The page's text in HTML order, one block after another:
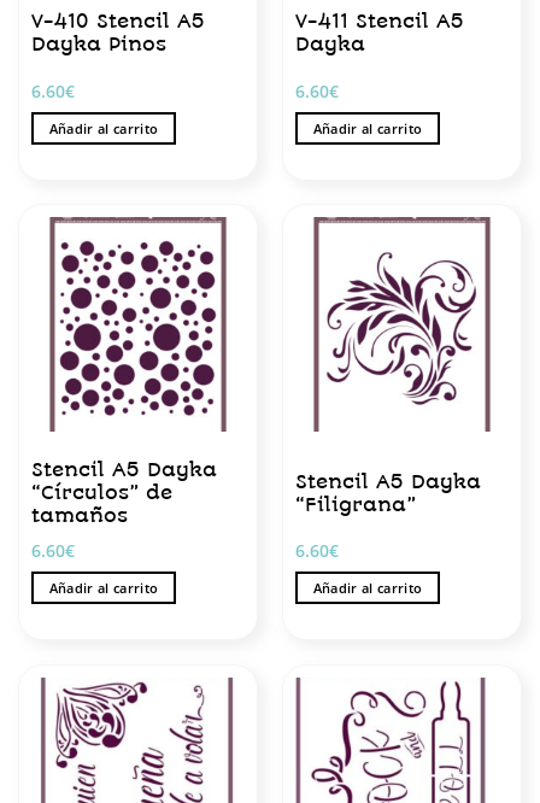
V-410 Stencil A5
Dayka Pinos
6.60€
Añadir al carrito
V-411 Stencil A5
Dayka
6.60€
Añadir al carrito
Stencil A5 Dayka
“Círculos” de
tamaños
6.60€
Añadir al carrito
Stencil A5 Dayka
“Filigrana”
6.60€
Añadir al carrito